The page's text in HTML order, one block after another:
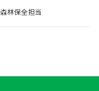
林保全担当